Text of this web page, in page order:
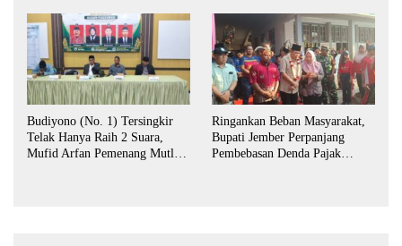
Budiyono (No. 1) Tersingkir
Telak Hanya Raih 2 Suara,
Mufid Arfan Pemenang Mutlak
Ringankan Beban Masyarakat,
Bupati Jember Perpanjang
Pembebasan Denda Pajak